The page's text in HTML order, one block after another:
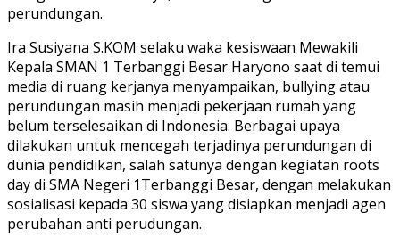
perundungan.
Ira Susiyana S.KOM selaku waka kesiswaan Mewakili
Kepala SMAN 1 Terbanggi Besar Haryono saat di temui
media di ruang kerjanya menyampaikan, bullying atau
perundungan masih menjadi pekerjaan rumah yang
belum terselesaikan di Indonesia. Berbagai upaya
dilakukan untuk mencegah terjadinya perundungan di
dunia pendidikan, salah satunya dengan kegiatan roots
day di SMA Negeri 1Terbanggi Besar, dengan melakukan
sosialisasi kepada 30 siswa yang disiapkan menjadi agen
perubahan anti perudungan.